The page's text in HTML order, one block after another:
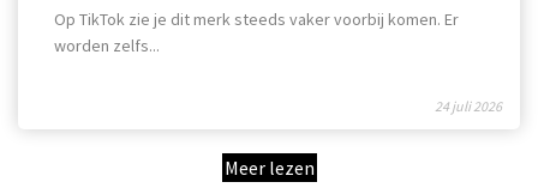
24 juli 2026
Op TikTok zie je dit merk steeds vaker voorbij komen. Er
worden zelfs...
Meer lezen